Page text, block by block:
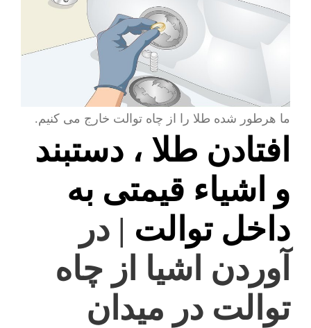
ما هرطور شده طلا را از چاه توالت خارج می کنیم.
افتادن طلا ، دستبند
و اشیاء قیمتی به
داخل توالت | در
آوردن اشیا از چاه
توالت در میدان